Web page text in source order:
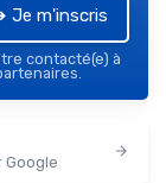
Je m'inscris
contacté(e) à